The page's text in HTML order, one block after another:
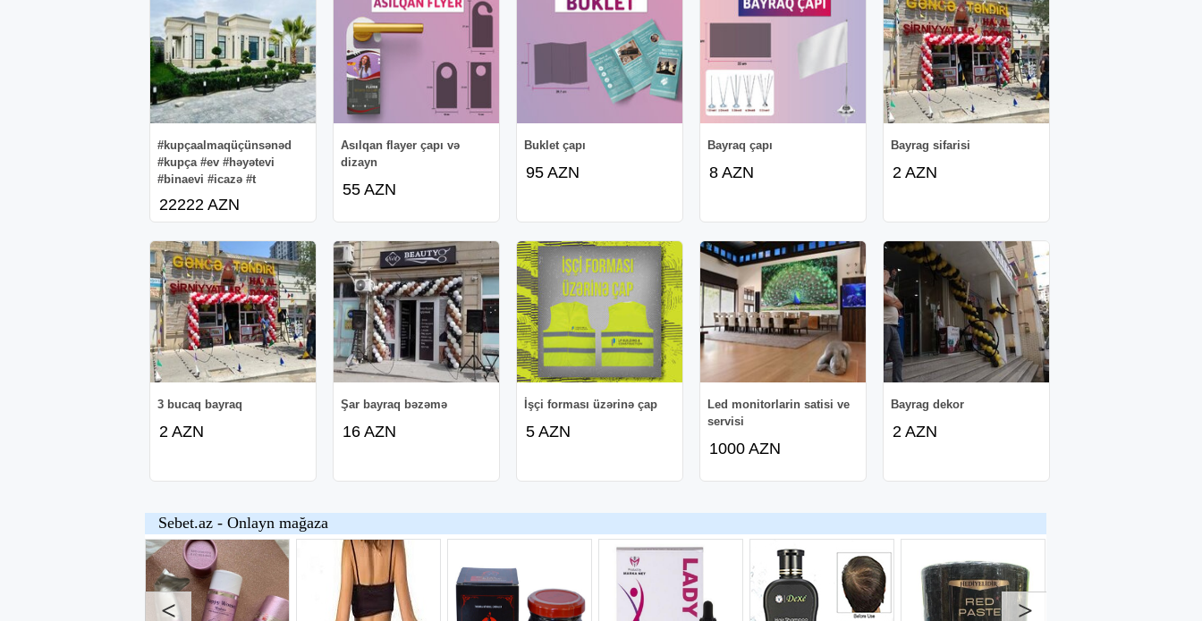
#kupçaalmaqüçünsənəd
#kupça #ev #həyətevi
#binaevi #icazə #t
22222 AZN
Asılqan flayer çapı və
dizayn
55 AZN
Buklet çapı
95 AZN
Bayraq çapı
8 AZN
Bayrag sifarisi
2 AZN
3 bucaq bayraq
2 AZN
Şar bayraq bəzəmə
16 AZN
İşçi forması üzərinə çap
5 AZN
Led monitorlarin satisi ve
servisi
1000 AZN
Bayrag dekor
2 AZN